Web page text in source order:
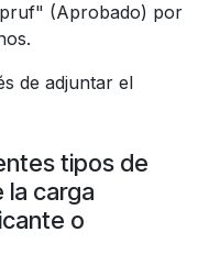
(Aprobado) por
de adjuntar el
tipos de
la carga
o